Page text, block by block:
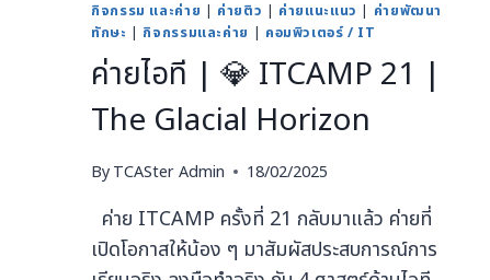
กิจกรรม และค่าย ค่ายติว ค่ายแนะแนว
ค่ายพัฒนา
ทักษะ
กิจกรรมและค่าย คอมพิวเตอร์ / IT
ค่ายไอที | 💎 ITCAMP 21 |
The Glacial Horizon
ByTCASter Admin 18/02/2025
ค่าย ITCAMP ครั้งที่ 21 กลับมาแล้ว ค่ายที่
เปิดโอกาสให้น้อง ๆ มาสัมผัสประสบการณ์การ